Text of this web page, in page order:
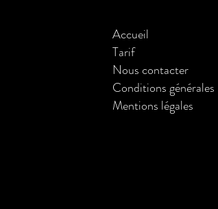
Accueil
Tarif
Nous contacter
Conditions générales
Mentions légales